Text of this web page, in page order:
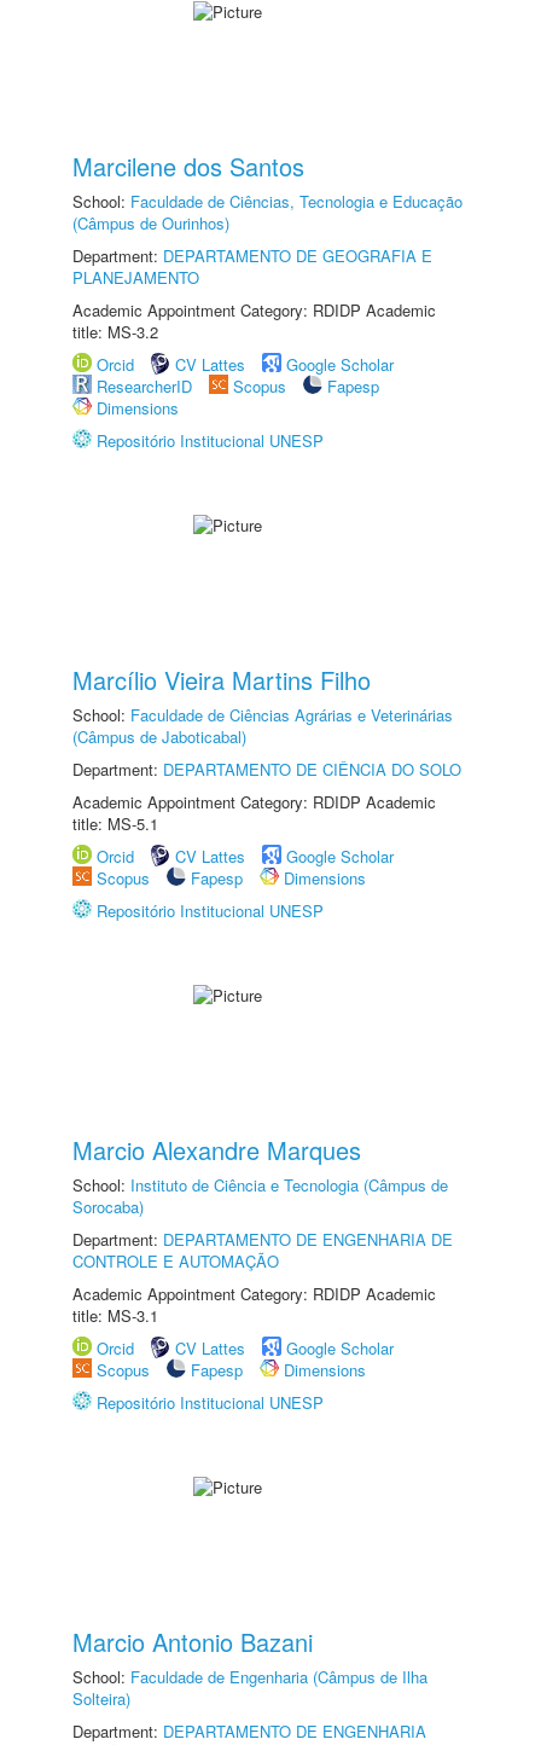
Marcilene dos Santos
School: Faculdade de Ciências, Tecnologia e Educação
(Câmpus de Ourinhos)
Department: DEPARTAMENTO DE GEOGRAFIA E
PLANEJAMENTO
Academic Appointment Category: RDIDP Academic
title: MS-3.2
Orcid
CV Lattes
Google Scholar
ResearcherID
Scopus
Fapesp
Dimensions
Repositório Institucional UNESP
Marcílio Vieira Martins Filho
School: Faculdade de Ciências Agrárias e Veterinárias
(Câmpus de Jaboticabal)
Department: DEPARTAMENTO DE CIÊNCIA DO SOLO
Academic Appointment Category: RDIDP Academic
title: MS-5.1
Orcid
CV Lattes
Google Scholar
Scopus
Fapesp
Dimensions
Repositório Institucional UNESP
Marcio Alexandre Marques
School: Instituto de Ciência e Tecnologia (Câmpus de
Sorocaba)
Department: DEPARTAMENTO DE ENGENHARIA DE
CONTROLE E AUTOMAÇÃO
Academic Appointment Category: RDIDP Academic
title: MS-3.1
Orcid
CV Lattes
Google Scholar
Scopus
Fapesp
Dimensions
Repositório Institucional UNESP
Marcio Antonio Bazani
School: Faculdade de Engenharia (Câmpus de Ilha
Solteira)
Department: DEPARTAMENTO DE ENGENHARIA